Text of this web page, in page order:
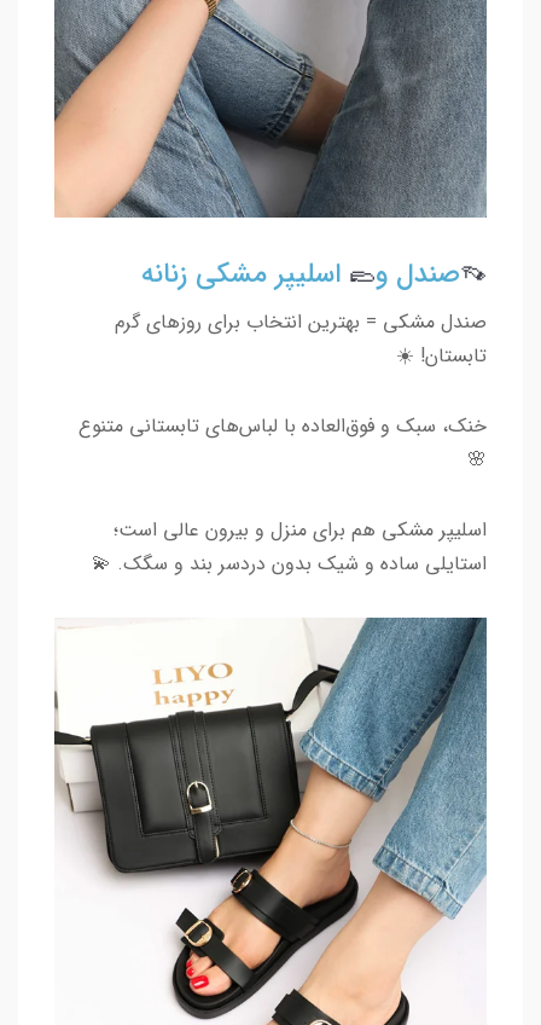
👡صندل و🥿 اسلیپر مشکی زنانه
صندل مشکی = بهترین انتخاب برای روزهای گرم
تابستان! ☀️
خنک، سبک و فوق‌العاده با لباس‌های تابستانی متنوع
🌸
اسلیپر مشکی هم برای منزل و بیرون عالی است؛
استایلی ساده و شیک بدون دردسر بند و سگک. 💫